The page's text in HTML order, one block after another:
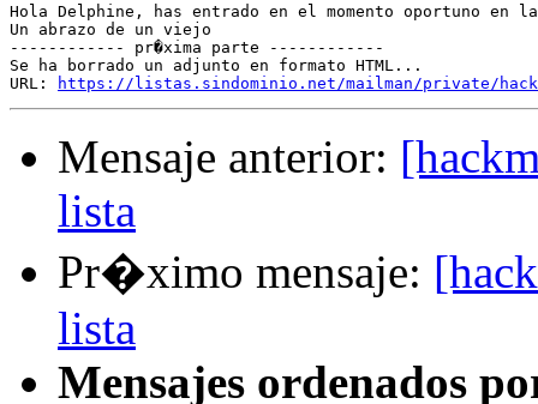
Hola Delphine, has entrado en el momento oportuno
Un abrazo de un viejo
------------ pr�xima parte ------------
Se ha borrado un adjunto en formato HTML...
URL:
https://listas.sindominio.net/mailman/private/
Mensaje anterior:
lista
Pr�ximo mensaje:
lista
Mensajes ordenados